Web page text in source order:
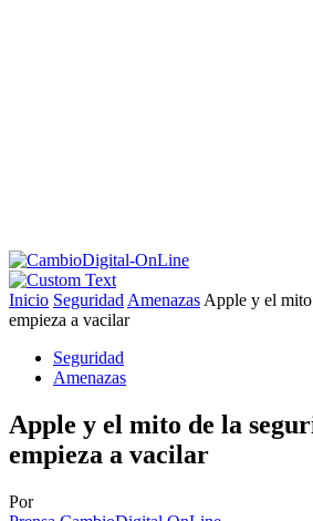
Inicio Seguridad Amenazas Apple y el
empieza a vacilar
Seguridad
Amenazas
Apple y el mito de la
empieza a vacilar
Por